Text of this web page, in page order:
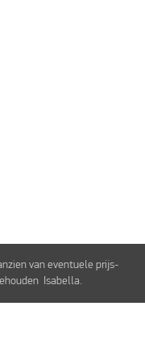
van eventuele prijs-
Isabella.